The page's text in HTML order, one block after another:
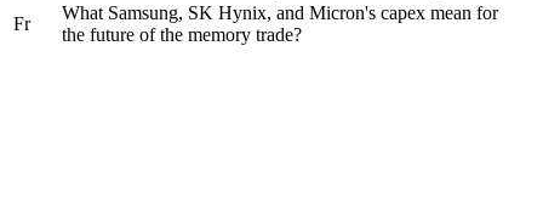
Fr
What Samsung, SK Hynix, and Micron's capex mean for
the future of the memory trade?